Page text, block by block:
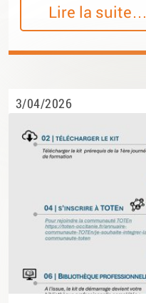
Lire la suite…
3/04/2026